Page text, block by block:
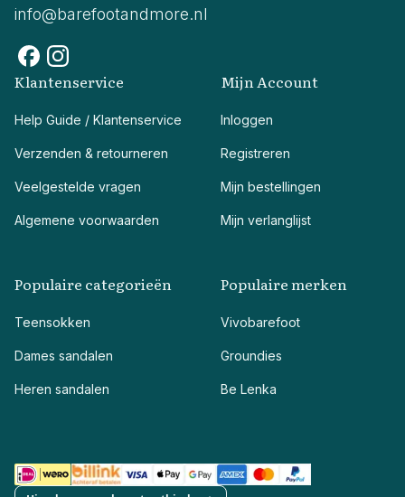
info@barefootandmore.nl
Klantenservice
Help Guide / Klantenservice
Verzenden & retourneren
Veelgestelde vragen
Algemene voorwaarden
Mijn Account
Inloggen
Registreren
Mijn bestellingen
Mijn verlanglijst
Populaire categorieën
Teensokken
Dames sandalen
Heren sandalen
Populaire merken
Vivobarefoot
Groundies
Be Lenka